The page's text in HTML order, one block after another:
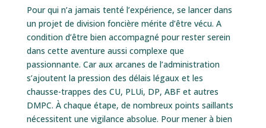
Pour qui n’a jamais tenté l’expérience, se lancer dans
un projet de division foncière mérite d’être vécu. A
condition d’être bien accompagné pour rester serein
dans cette aventure aussi complexe que
passionnante. Car aux arcanes de l’administration
s’ajoutent la pression des délais légaux et les
chausse-trappes des CU, PLUi, DP, ABF et autres
DMPC. À chaque étape, de nombreux points saillants
nécessitent une vigilance absolue. Pour mener à bien